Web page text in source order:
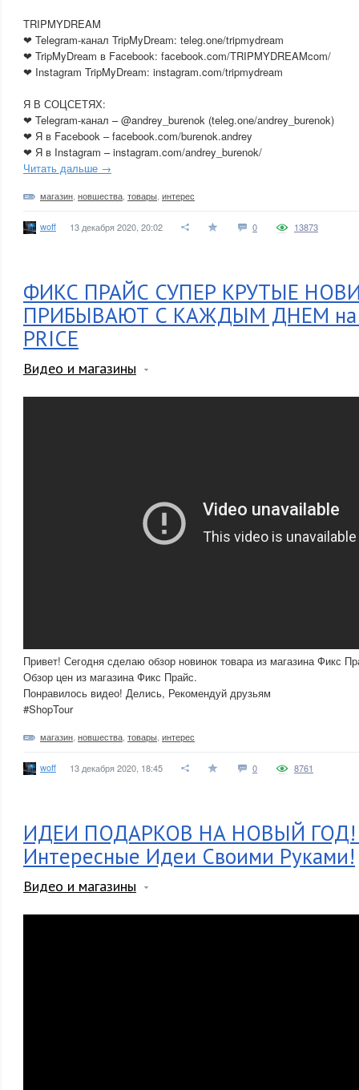
TRIPMYDREAM
❤ Telegram-канал TripMyDream: teleg.one/tripmydream
❤ TripMyDream в Facebook: facebook.com/TRIPMYDREAMcom/
❤ Instagram TripMyDream: instagram.com/tripmydream
Я В СОЦСЕТЯХ:
❤ Telegram-канал – @andrey_burenok (teleg.one/andrey_burenok)
❤ Я в Facebook – facebook.com/burenok.andrey
❤ Я в Instagram – instagram.com/andrey_burenok/
Читать дальше →
магазин новшества товары интерес
woff 13 декабря 2020, 20:02 0 13873
ФИКС ПРАЙС СУПЕР КРУТЫЕ
ПРИБЫВАЮТ С КАЖДЫМ ДНЕМ на
PRICE
Видео и магазины
Привет! Сегодня сделаю обзор новинок товара из магазина Фикс
Обзор цен из магазина Фикс Прайс.
Понравилось видео! Делись, Рекомендуй друзьям
#ShopTour
магазин новшества товары интерес
woff 13 декабря 2020, 18:45 0 8761
ИДЕИ ПОДАРКОВ НА НОВЫЙ ГОД!
Интересные Идеи Своими Руками!
Видео и магазины